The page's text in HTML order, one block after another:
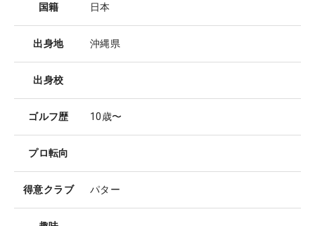
国籍 日本
出身地 沖縄県
出身校
ゴルフ歴 10歳〜
プロ転向
得意クラブ パター